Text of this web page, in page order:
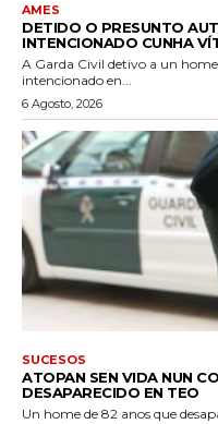
AMES
DETIDO O PRESUNTO
INTENCIONADO CUNHA
A Garda Civil detivo a un
intencionado en...
6 Agosto, 2026
SUCESOS
ATOPAN SEN VIDA NUN
DESAPARECIDO EN TEO
Un home de 82 anos que